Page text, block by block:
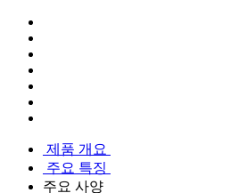
제품 개요
주요 특징
주요 사양